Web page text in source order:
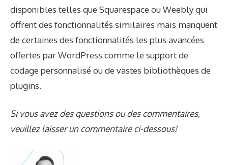
disponibles telles que Squarespace ou Weebly qui
offrent des fonctionnalités similaires mais manquent
de certaines des fonctionnalités les plus avancées
offertes par WordPress comme le support de
codage personnalisé ou de vastes bibliothèques de
plugins.
Si vous avez des questions ou des commentaires,
veuillez laisser un commentaire ci-dessous!